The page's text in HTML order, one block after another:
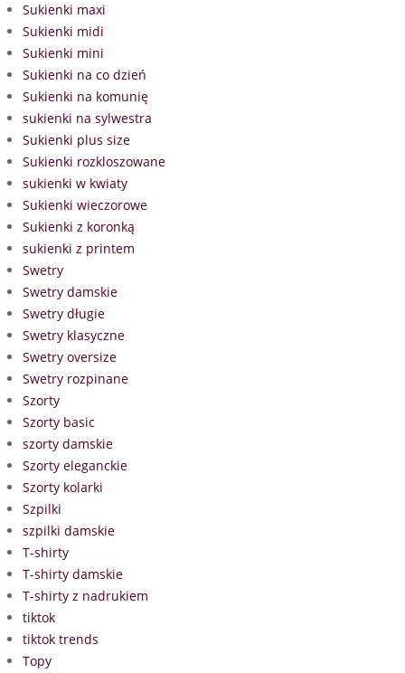
Sukienki maxi
Sukienki midi
Sukienki mini
Sukienki na co dzień
Sukienki na komunię
sukienki na sylwestra
Sukienki plus size
Sukienki rozkloszowane
sukienki w kwiaty
Sukienki wieczorowe
Sukienki z koronką
sukienki z printem
Swetry
Swetry damskie
Swetry długie
Swetry klasyczne
Swetry oversize
Swetry rozpinane
Szorty
Szorty basic
szorty damskie
Szorty eleganckie
Szorty kolarki
Szpilki
szpilki damskie
T-shirty
T-shirty damskie
T-shirty z nadrukiem
tiktok
tiktok trends
Topy